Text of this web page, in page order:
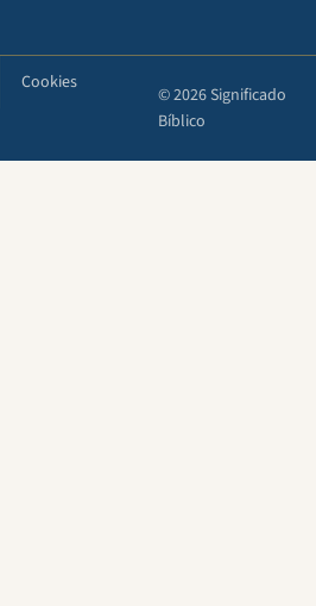
Cookies
© 2026 Significado
Bíblico